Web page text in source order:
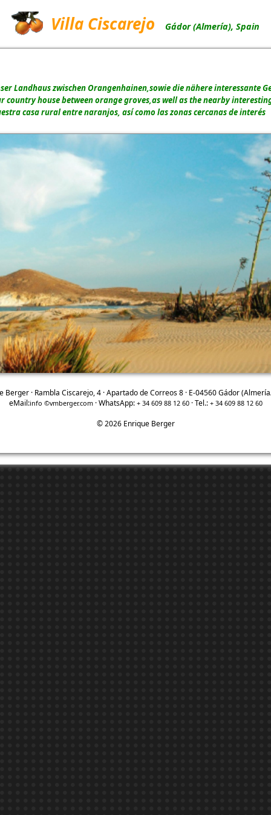
Villa Ciscarejo Gádor (Almería), Spain
Landhaus zwischen Orangenhainen,sowie die nähere interessante
house between orange groves,as well as the nearby
casa rural entre naranjos, así como las zonas cercanas de interés
Berger · Rambla Ciscarejo, 4 · Apartado de Correos 8 · E-04560 Gádor
eMail:info ©vmberger.com· WhatsApp: + 34 609 88 12 60· Tel.: + 34 609 88 12 60
© 2026 Enrique Berger